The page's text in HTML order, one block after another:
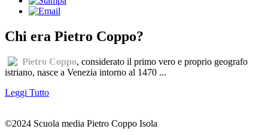
Chi era Pietro Coppo?
Pietro Coppo, considerato il primo vero e proprio geografo
istriano, nasce a Venezia intorno al 1470 ...
Leggi Tutto
©2024 Scuola media Pietro Coppo Isola